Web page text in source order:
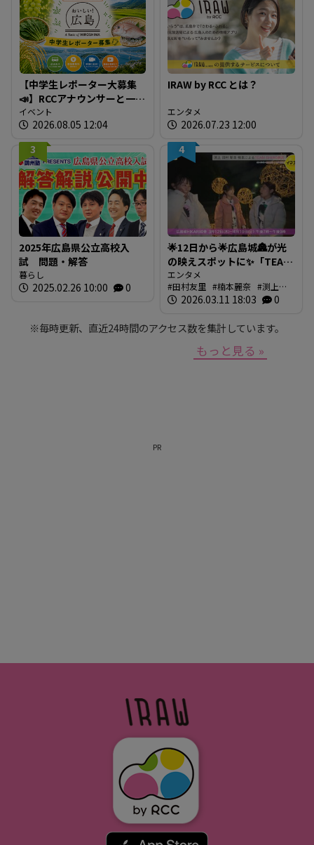
【中学生レポーター大募集
📣】RCCアナウンサーと一緒
に「広島の食」の現場を取
材しよう！
イベント
2026.08.05 12:04
IRAW by RCC とは？
エンタメ
2026.07.23 12:00
3
2025年広島県公立高校入
試 問題・解答
暮らし
2025.02.26 10:00 0
4
🌟12日から🌟広島城🏯が光
の映えスポットに✨「TEAM
SHIRO」始動
❗【BUTSUBUTSU2】
エンタメ
田村友里
楠本麗奈
渕上沙
紀
新本穂乃佳 イマナマ
2026.03.11 18:03 0
※毎時更新、直近24時間のアクセス数を集計しています。
もっと見る »
PR